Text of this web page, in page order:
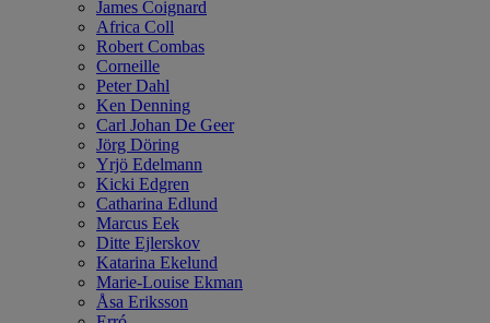
James Coignard
Africa Coll
Robert Combas
Corneille
Peter Dahl
Ken Denning
Carl Johan De Geer
Jörg Döring
Yrjö Edelmann
Kicki Edgren
Catharina Edlund
Marcus Eek
Ditte Ejlerskov
Katarina Ekelund
Marie-Louise Ekman
Åsa Eriksson